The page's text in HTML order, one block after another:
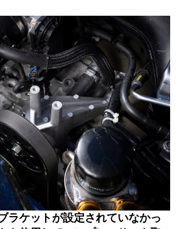
ラケットが設定されていなかっ